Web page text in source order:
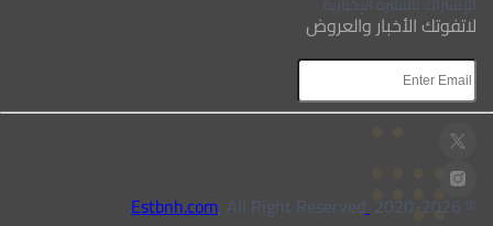
لاتفوتك الأخبار والعروض
© 2020-
2026
Estbnh.com
, All Right Reserved